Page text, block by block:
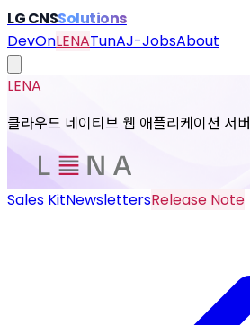
LG CNSSolutions
DevOnLENATunAJ-JobsAbout
LENA
클라우드 네이티브 웹 애플리케이션 서버
Sales KitNewslettersRelease Note